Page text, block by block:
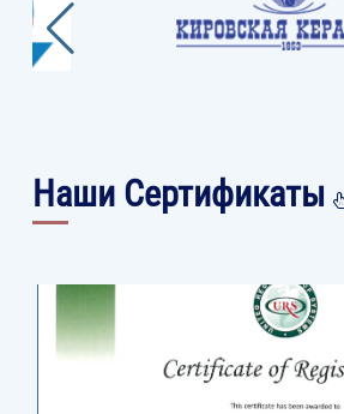
Наши Сертификаты